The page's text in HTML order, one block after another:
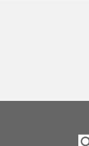
給水
高雄